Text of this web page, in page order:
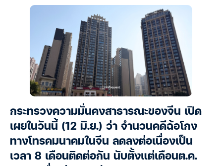
กระทรวงความมั่นคงสาธารณะของจีน เปิด
เผยในวันนี้ (12 มิ.ย.) ว่า จำนวนคดีฉ้อโกง
ทางโทรคมนาคมในจีน ลดลงต่อเนื่องเป็น
เวลา 8 เดือนติดต่อกัน นับตั้งแต่เดือนต.ค.